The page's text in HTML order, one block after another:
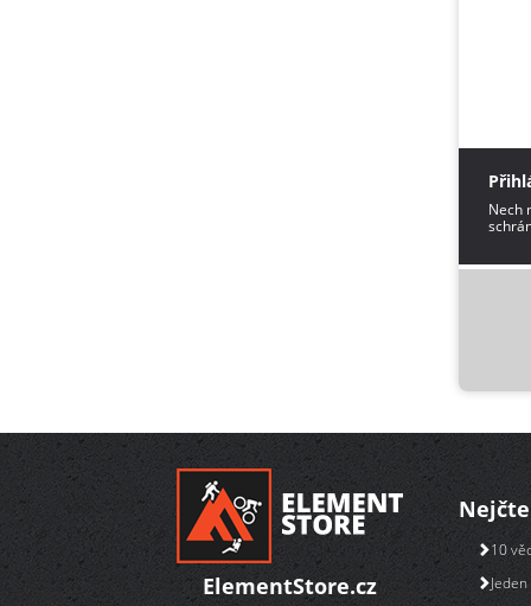
Nech
ElementStore.cz
10